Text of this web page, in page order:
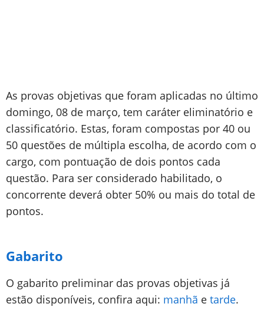
As provas objetivas que foram aplicadas no último
domingo, 08 de março, tem caráter eliminatório e
classificatório. Estas, foram compostas por 40 ou
50 questões de múltipla escolha, de acordo com o
cargo, com pontuação de dois pontos cada
questão. Para ser considerado habilitado, o
concorrente deverá obter 50% ou mais do total de
pontos.
Gabarito
O gabarito preliminar das provas objetivas já
estão disponíveis, confira aqui: manhã e tarde.